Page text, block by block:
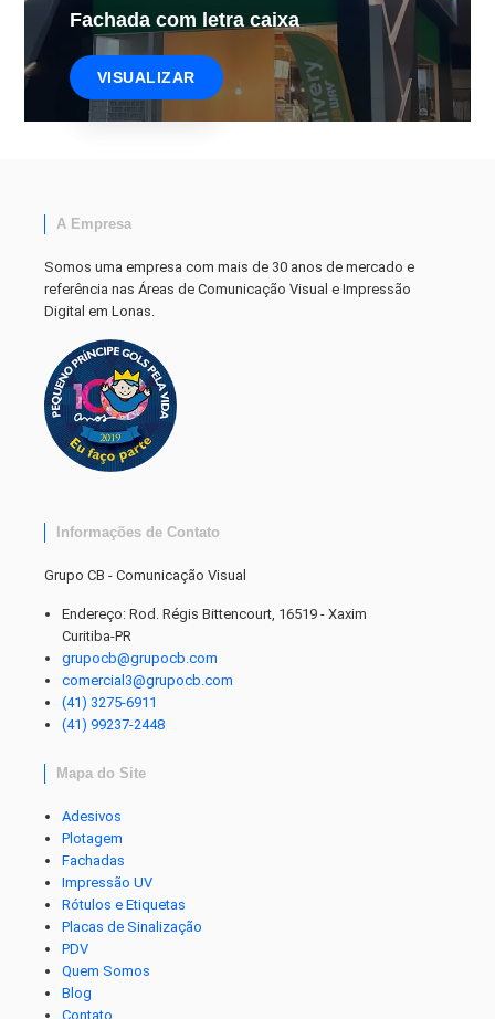
Fachada com letra caixa
VISUALIZAR
A Empresa
Somos uma empresa com mais de 30 anos de mercado e
referência nas Áreas de Comunicação Visual e Impressão
Digital em Lonas.
Informações de Contato
Grupo CB - Comunicação Visual
Endereço: Rod. Régis Bittencourt, 16519 - Xaxim
Curitiba-PR
grupocb@grupocb.com
comercial3@grupocb.com
(41) 3275-6911
(41) 99237-2448
Mapa do Site
Adesivos
Plotagem
Fachadas
Impressão UV
Rótulos e Etiquetas
Placas de Sinalização
PDV
Quem Somos
Blog
Contato